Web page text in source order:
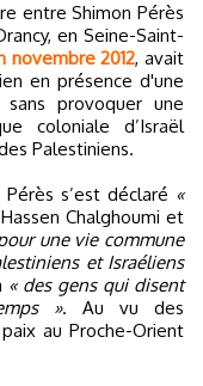
entre Shimon Pérès
en Seine-Saint-
novembre 2012, avait
en présence d'une
provoquer une
coloniale d’Israël
Palestiniens.
s’est déclaré «
Chalghoumi et
une vie commune
et Israéliens
« des gens qui disent
». Au vu des
au Proche-Orient